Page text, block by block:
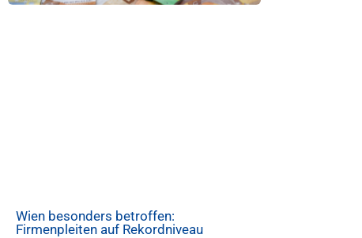
Wien besonders betroffen:
Firmenpleiten auf Rekordniveau